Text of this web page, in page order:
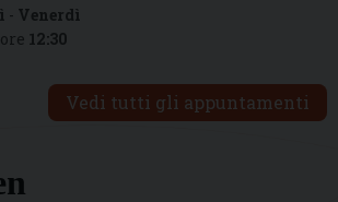
- Venerdì
12:30
Vedi tutti gli appuntamenti